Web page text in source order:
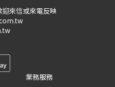
來信或來電反映
業務服務